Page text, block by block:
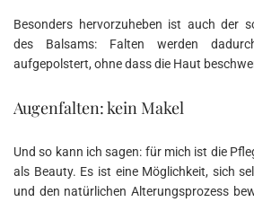
Besonders hervorzuheben ist auch der
des Balsams: Falten werden
aufgepolstert, ohne dass die Haut
Augenfalten: kein Makel
Und so kann ich sagen: für mich ist die
als Beauty. Es ist eine Möglichkeit, sich
und den natürlichen Alterungsprozess